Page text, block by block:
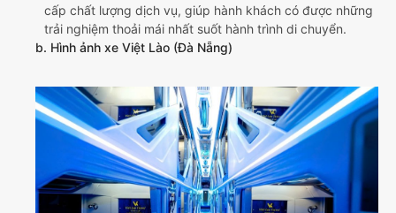
cấp chất lượng dịch vụ, giúp hành khách có được những
trải nghiệm thoải mái nhất suốt hành trình di chuyển.
b. Hình ảnh xe Việt Lào (Đà Nẵng)